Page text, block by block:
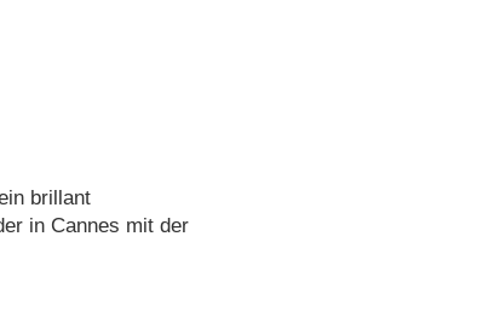
brillant
in Cannes mit der